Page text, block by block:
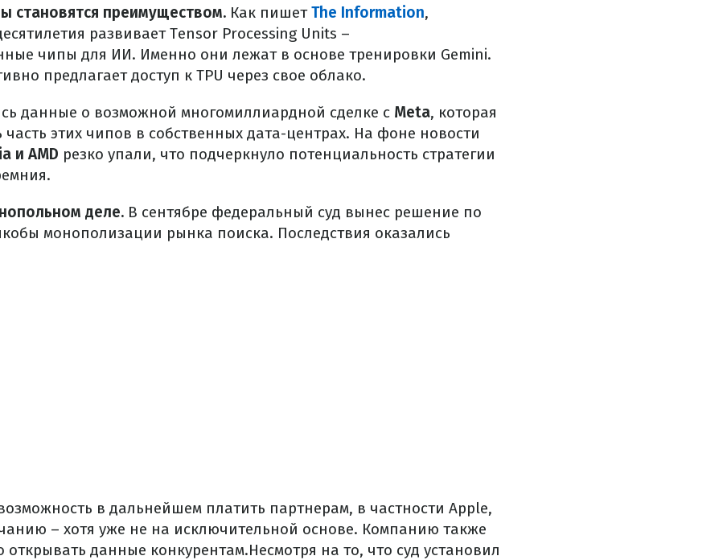
становятся преимуществом. Как пишетThe Information,
развивает Tensor Processing Units –
чипы для ИИ. Именно они лежат в основе тренировки Gemini.
предлагает доступ к TPU через свое облако.
данные о возможной многомиллиардной сделке с Meta, которая
часть этих чипов в собственных дата-центрах. На фоне новости
и AMD резко упали, что подчеркнуло потенциальность стратегии
деле. В сентябре федеральный суд вынес решение по
монополизации рынка поиска. Последствия оказались
в дальнейшем платить партнерам, в частности Apple,
– хотя уже не на исключительной основе. Компанию также
открывать данные конкурентам.Несмотря на то, что суд установил